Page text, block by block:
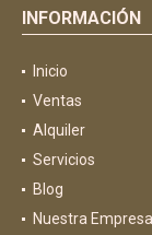
INFORMACIÓN
Inicio
Ventas
Alquiler
Servicios
Blog
Nuestra Empresa